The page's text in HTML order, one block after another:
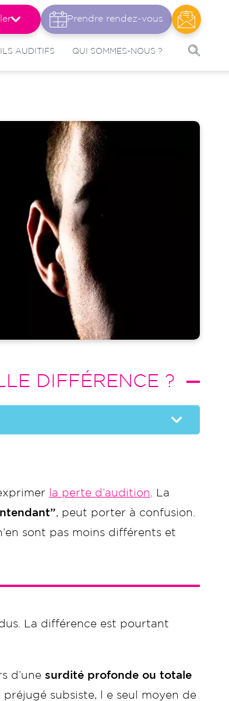
AUDITIFS QUI SOMMES-NOUS ?
Prendre rendez-vous
DIFFÉRENCE ?
la perte d’audition
. La
, peut porter à confusion.
sont pas moins différents et
La différence est pourtant
d’une surdité profonde ou totale
subsiste, l e seul moyen de